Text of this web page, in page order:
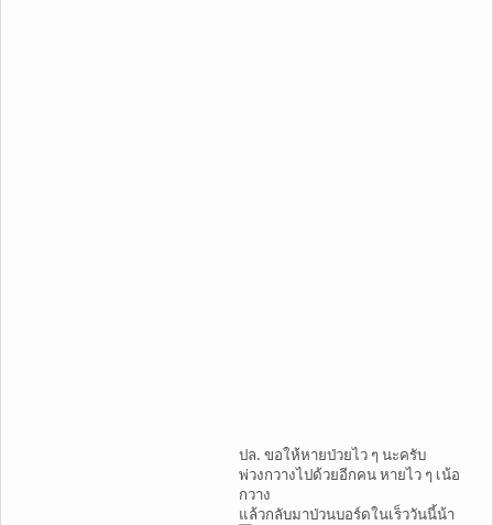
ปล. ขอให้หายป่วยไว ๆ นะครับ
พ่วงกวางไปด้วยอีกคน หายไว ๆ เน้อ
กวาง
แล้วกลับมาป่วนบอร์ดในเร็ววันนี้น้า